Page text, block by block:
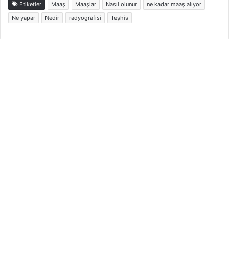
Etiketler Maaş Maaşlar Nasıl olunur
ne kadar maaş alıyor
Ne yapar
Nedir radyografisi Teşhis